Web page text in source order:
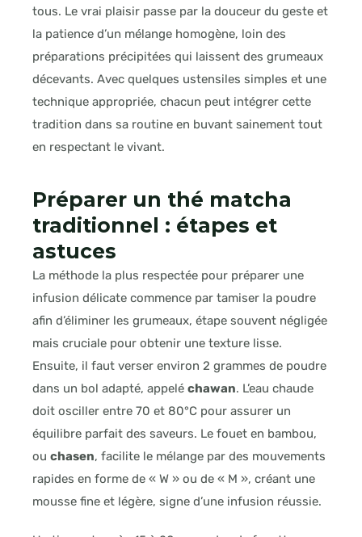
tous. Le vrai plaisir passe par la douceur du geste et
la patience d’un mélange homogène, loin des
préparations précipitées qui laissent des grumeaux
décevants. Avec quelques ustensiles simples et une
technique appropriée, chacun peut intégrer cette
tradition dans sa routine en buvant sainement tout
en respectant le vivant.
Préparer un thé matcha
traditionnel : étapes et
astuces
La méthode la plus respectée pour préparer une
infusion délicate commence par tamiser la poudre
afin d’éliminer les grumeaux, étape souvent négligée
mais cruciale pour obtenir une texture lisse.
Ensuite, il faut verser environ 2 grammes de poudre
dans un bol adapté, appelé chawan. L’eau chaude
doit osciller entre 70 et 80°C pour assurer un
équilibre parfait des saveurs. Le fouet en bambou,
ou chasen, facilite le mélange par des mouvements
rapides en forme de « W » ou de « M », créant une
mousse fine et légère, signe d’une infusion réussie.